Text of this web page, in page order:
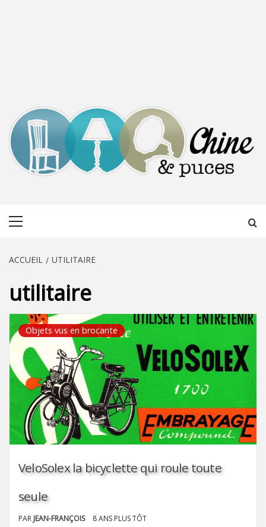
ACCUEIL UTILITAIRE
utilitaire
Objets vus en brocante
VeloSolex la bicyclette qui roule toute
seule
PAR JEAN-FRANÇOIS 8 ANS PLUS TÔT